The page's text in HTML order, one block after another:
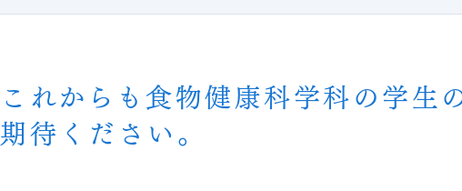
これからも食物健康科学科の学生
期待ください。